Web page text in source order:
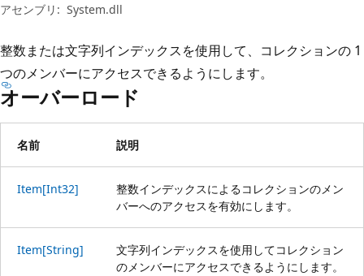
アセンブリ: System.dll
整数または文字列インデックスを使用して、コレクションの 1
つのメンバーにアクセスできるようにします。
オーバーロード
名前 説明
Item[Int32]
整数インデックスによるコレクションのメン
バーへのアクセスを有効にします。
Item[String]
文字列インデックスを使用してコレクション
のメンバーにアクセスできるようにします。